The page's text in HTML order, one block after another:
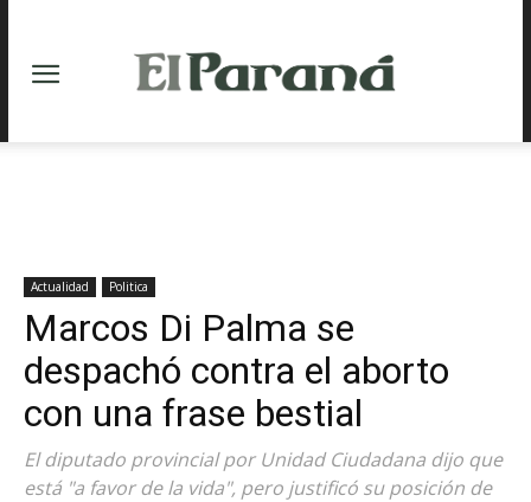
Actualidad Politica
Marcos Di Palma se
despachó contra el aborto
con una frase bestial
El diputado provincial por Unidad Ciudadana dijo que
está "a favor de la vida", pero justificó su posición de